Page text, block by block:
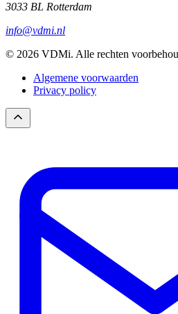
3033 BL Rotterdam
info@vdmi.nl
© 2026 VDMi. Alle rechten
Algemene voorwaarden
Privacy policy